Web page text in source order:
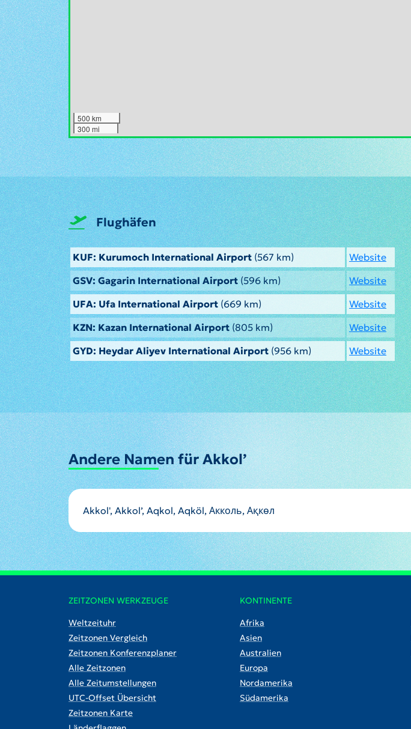
500 km
300 mi
Flughäfen
KUF: Kurumoch International Airport (567 km)
Website
GSV: Gagarin International Airport(596 km)
Website
UFA: Ufa International Airport (669 km)
Website
KZN: Kazan International Airport(805 km)
Website
GYD: Heydar Aliyev International Airport (956 km) Website
Andere Namen für Akkol’
Akkol', Akkol’, Aqkol, Aqköl, Акколь, Ақкөл
ZEITZONEN WERKZEUGE
Weltzeituhr
Zeitzonen Vergleich
Zeitzonen Konferenzplaner
Alle Zeitzonen
Alle Zeitumstellungen
UTC-Offset Übersicht
Zeitzonen Karte
KONTINENTE
Afrika
Asien
Australien
Europa
Nordamerika
Südamerika